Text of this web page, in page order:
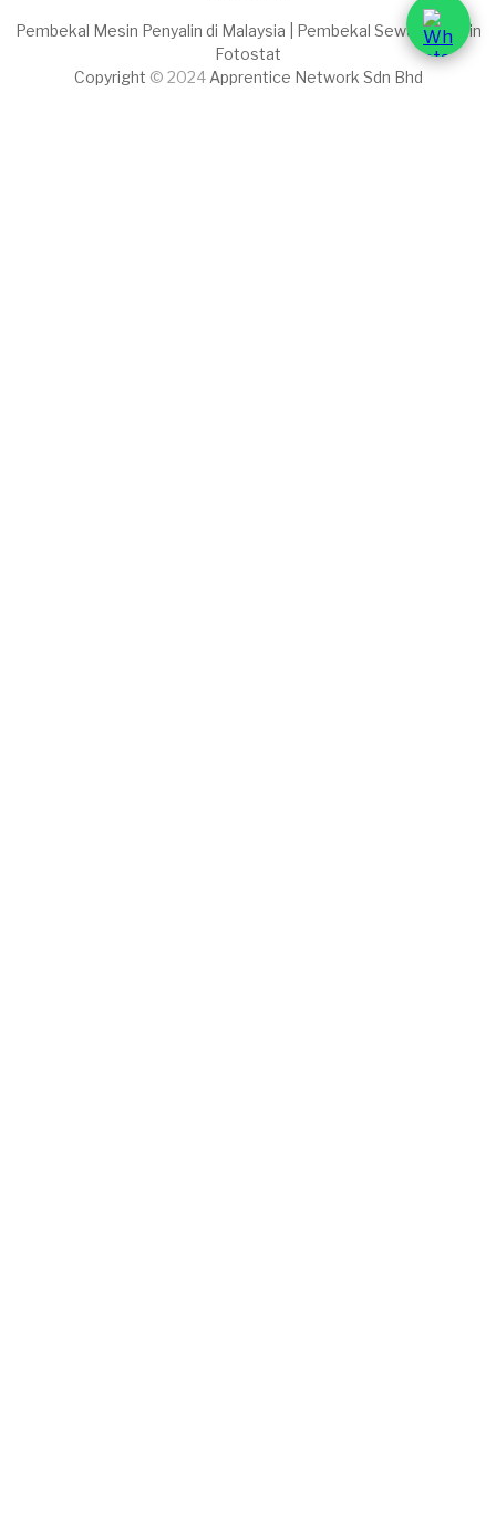
Pembekal Mesin Penyalin di Malaysia | Pembekal Sewaan Mesin
Fotostat
Copyright © 2024 Apprentice Network Sdn Bhd